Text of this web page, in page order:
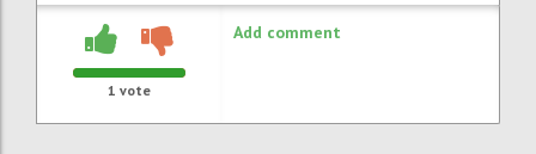
1 vote
Add comment